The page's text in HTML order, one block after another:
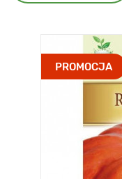
PROMOCJA